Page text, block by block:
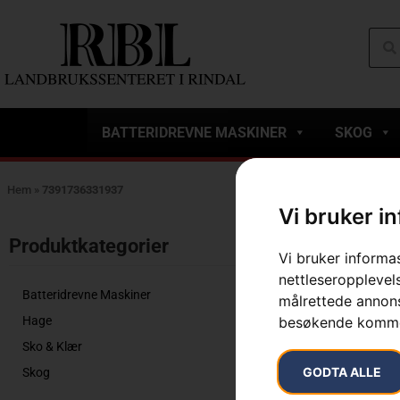
Vi bruker
Vi bruker
målrettede
besøkende
GODTA ALLE
BATTERIDREVNE MASKINER SKOG
Hem » 7391736331937
Produktkategorier​
Batteridrevne Maskiner
Hage
Sko & Klær
Skog